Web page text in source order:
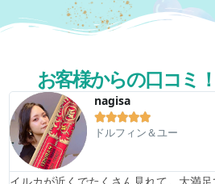
お客様からの口コミ
nagisa

ドルフィン＆ユー